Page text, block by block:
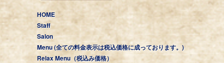
HOME
Staff
Salon
Menu (全ての料金表示は税込価格に成っております。)
Relax Menu（税込み価格）